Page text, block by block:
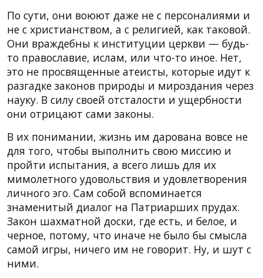
По сути, они воюют даже не с персоналиями и
не с христианством, а с религией, как таковой.
Они враждебны к институции церкви — будь-
то православие, ислам, или что-то иное. Нет,
это не просвященные атеисты, которые идут к
разгадке законов природы и мироздания через
науку. В силу своей отсталости и ущербности
они отрицают сами законы.
В их понимании, жизнь им дарована вовсе не
для того, чтобы выполнить свою миссию и
пройти испытания, а всего лишь для их
мимолетного удовольствия и удовлетворения
личного эго. Сам собой вспоминается
знаменитый диалог на Патриарших прудах.
Закон шахматной доски, где есть, и белое, и
черное, потому, что иначе не было бы смысла
самой игры, ничего им не говорит. Ну, и шут с
ними.